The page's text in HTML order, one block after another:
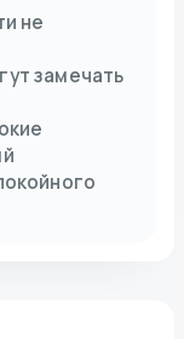
не
замечать